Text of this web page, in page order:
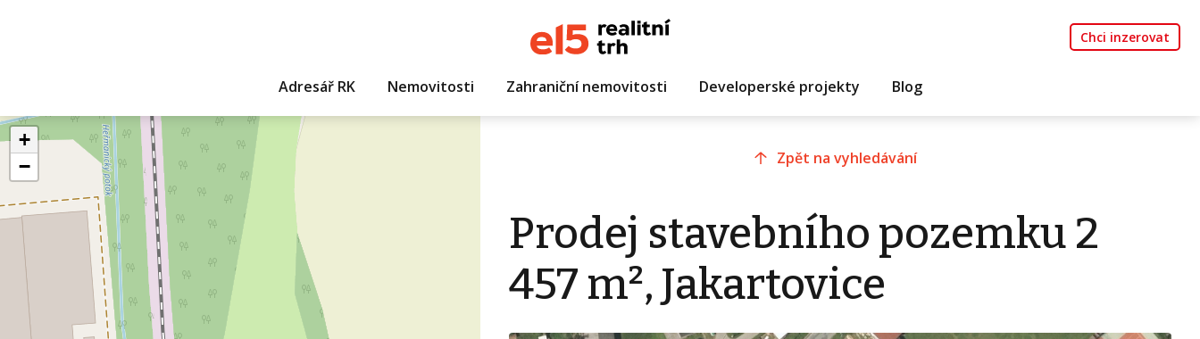
Chci inzerovat
Adresář RK Nemovitosti Zahraniční nemovitosti Developerské projekty Blog
+
−
Zpět na vyhledávání
Prodej stavebního pozemku 2
457 m², Jakartovice